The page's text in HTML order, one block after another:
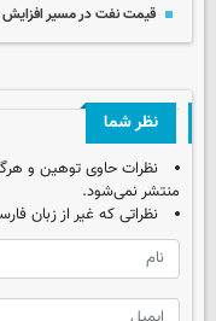
قیمت نفت در مسیر
نظر شما
نظرات حاوی توهین و
منتشر نمی‌شود.
نظراتی که غیر از زبان